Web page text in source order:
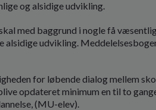
og alsidige udvikling.
med baggrund i nogle få
alsidige udvikling.
for løbende dialog mellem
opdateret minimum en til to
(MU-elev).